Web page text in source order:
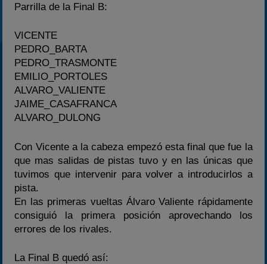
Parrilla de la Final B:
VICENTE
PEDRO_BARTA
PEDRO_TRASMONTE
EMILIO_PORTOLES
ALVARO_VALIENTE
JAIME_CASAFRANCA
ALVARO_DULONG
Con Vicente a la cabeza empezó esta final que fue la
que mas salidas de pistas tuvo y en las únicas que
tuvimos que intervenir para volver a introducirlos a
pista.
En las primeras vueltas Álvaro Valiente rápidamente
consiguió la primera posición aprovechando los
errores de los rivales.
La Final B quedó así: